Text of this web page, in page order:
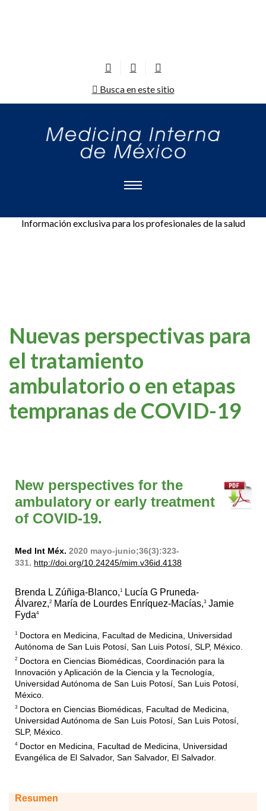
Busca en este sitio
Información exclusiva para los profesionales de la salud
Nuevas perspectivas para
el tratamiento
ambulatorio o en etapas
tempranas de COVID-19
New perspectives for the
ambulatory or early treatment
of COVID-19.
Med Int Méx. 2020 mayo-junio;36(3):323-
331. http://doi.org/10.24245/mim.v36id.4138
Brenda L Zúñiga-Blanco,1
Lucía G Pruneda-
Álvarez,2 María de Lourdes Enríquez-Macías,3 Jamie
Fyda4
1 Doctora en Medicina, Facultad de Medicina, Universidad
Autónoma de San Luis Potosí, San Luis Potosí, SLP, México.
2 Doctora en Ciencias Biomédicas, Coordinación para la
Innovación y Aplicación de la Ciencia y la Tecnología,
Universidad Autónoma de San Luis Potosí, San Luis Potosí,
México.
3 Doctora en Ciencias Biomédicas, Facultad de Medicina,
Universidad Autónoma de San Luis Potosí, San Luis Potosí,
SLP, México.
4Doctor en Medicina, Facultad de Medicina, Universidad
Evangélica de El Salvador, San Salvador, El Salvador.
Resumen